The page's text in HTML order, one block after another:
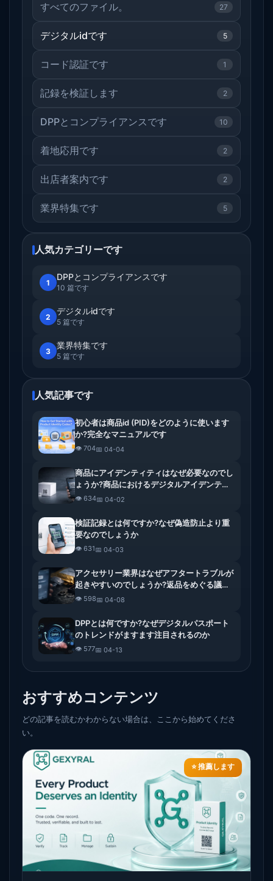
すべてのファイル。 27
デジタルidです 5
コード認証です 1
記録を検証します 2
DPPとコンプライアンスです 10
着地応用です 2
出店者案内です 2
業界特集です 5
人気カテゴリーです
1
DPPとコンプライアンスです
10 篇です
2
デジタルidです
5 篇です
3
業界特集です
5 篇です
人気記事です
初心者は商品id (PID)をどのように使います
か?完全なマニュアルです
👁️ 704📅 04-04
商品にアイデンティティはなぜ必要なのでし
ょうか?商品におけるデジタルアイデンティ
ティの意味と価値の解釈です
👁️ 634📅 04-02
検証記録とは何ですか?なぜ偽造防止より重
要なのでしょうか
👁️ 631📅 04-03
アクセサリー業界はなぜアフタートラブルが
起きやすいのでしょうか?返品をめぐる議論
から記録の真実検証まで
👁️ 598📅 04-08
DPPとは何ですか?なぜデジタルパスポート
のトレンドがますます注目されるのか
👁️ 577📅 04-13
おすすめコンテンツ
どの記事を読むかわからない場合は、ここから始めてくださ
い。
⭐ 推薦します